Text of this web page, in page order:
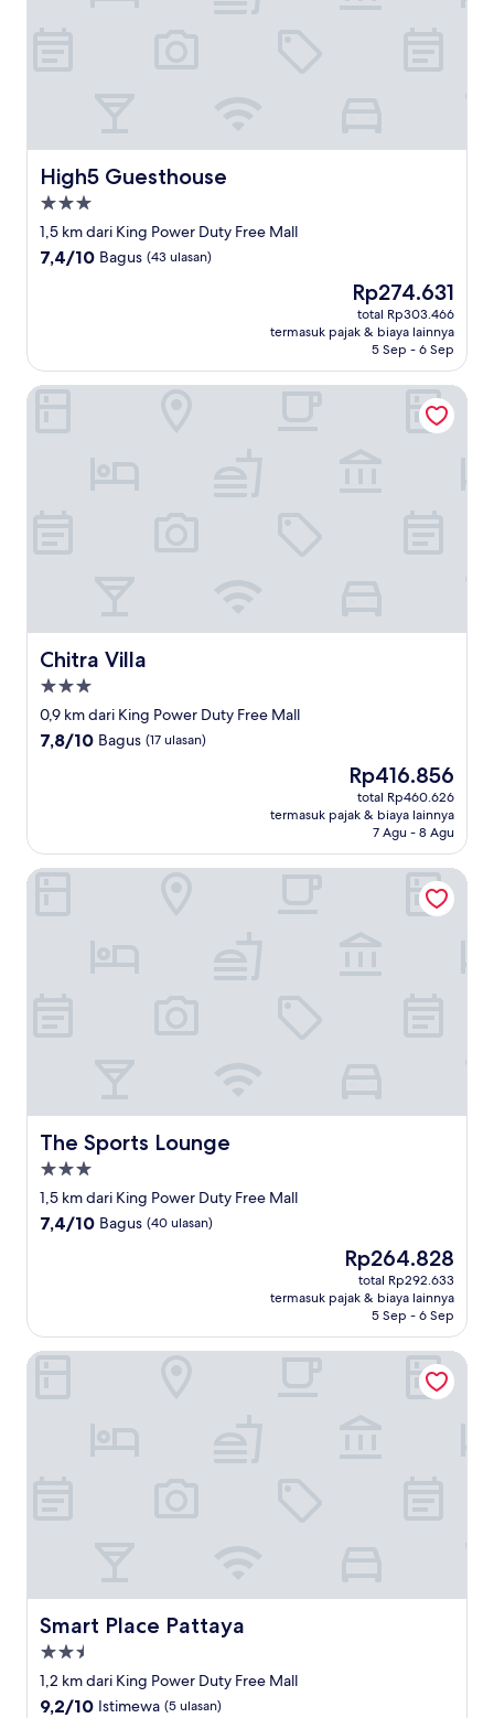
High5 Guesthouse
High5 Guesthouse
Properti
bintang
3.0
1,5 km dari King Power Duty Free Mall
7.4
7,4/10 Bagus (43 ulasan)
Harga
sekarang
Rp274.631
Rp274.631
total Rp303.466
termasuk pajak & biaya lainnya
5 Sep - 6 Sep
Chitra Villa
Chitra Villa
Properti
bintang
3.0
0,9 km dari King Power Duty Free Mall
7.8
7,8/10 Bagus (17 ulasan)
Harga
sekarang
Rp416.856
Rp416.856
total Rp460.626
termasuk pajak & biaya lainnya
7 Agu - 8 Agu
Chitra Villa
The Sports Lounge
The Sports Lounge
Properti
bintang
3.0
1,5 km dari King Power Duty Free Mall
7.4
7,4/10 Bagus (40 ulasan)
Harga
sekarang
Rp264.828
Rp264.828
total Rp292.633
termasuk pajak & biaya lainnya
5 Sep - 6 Sep
The Sports Lounge
Smart Place Pattaya
Smart Place Pattaya
Properti
bintang
2.5
1,2 km dari King Power Duty Free Mall
9.2
9,2/10 Istimewa (5 ulasan)
Smart Place Pattaya